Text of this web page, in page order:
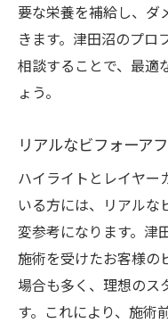
要な栄養を補給し、ダ
きます。津田沼のプロ
相談することで、最適
ょう。
リアルなビフォーア
ハイライトとレイヤー
いる方には、リアルな
変参考になります。津
施術を受けたお客様の
場合も多く、理想のス
す。これにより、施術